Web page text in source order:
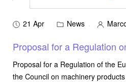
21 Apr News
Proposal for a Regulation
Proposal for a Regulation of the
the Council on machinery